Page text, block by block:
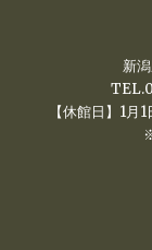
新
TEL.
【休館日】1